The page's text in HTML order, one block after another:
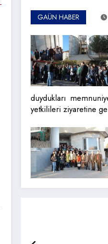
GAÜN HABER
duydukları
yetkilileri ziyaretine